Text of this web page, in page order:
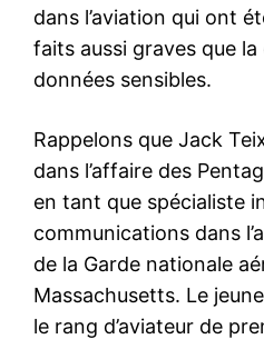
dans l’aviation qui ont
faits aussi graves que
données sensibles.
Rappelons que Jack
dans l’affaire des
en tant que spécialiste
communications dans
de la Garde nationale
Massachusetts. Le
le rang d’aviateur de